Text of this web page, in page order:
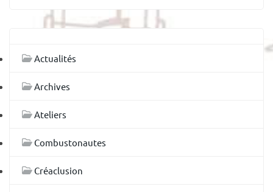
Actualités
Archives
Ateliers
Combustonautes
Créaclusion